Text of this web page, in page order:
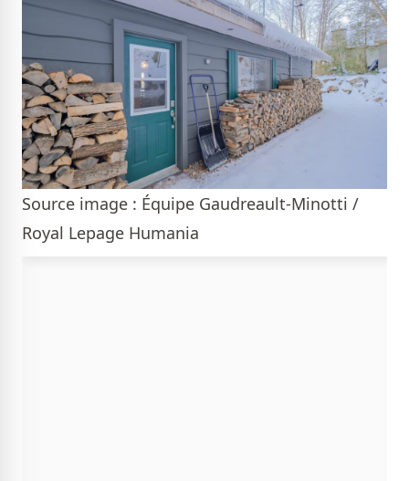
Source image : Équipe Gaudreault-Minotti /
Royal Lepage Humania